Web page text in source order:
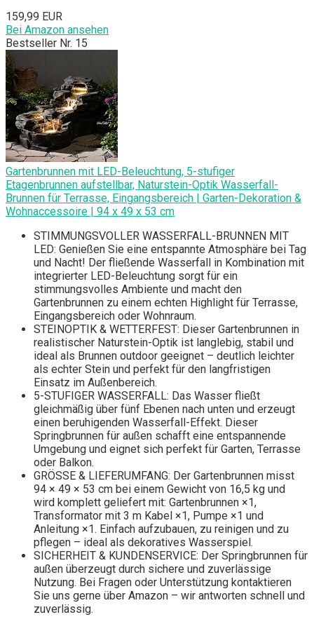
159,99 EUR
Bei Amazon ansehen
Bestseller Nr. 15
Gartenbrunnen mit LED-Beleuchtung, 5-stufiger
Etagenbrunnen aufstellbar, Naturstein-Optik Wasserfall-
Brunnen für Terrasse, Eingangsbereich | Garten-Dekoration &
Wohnaccessoire | 94 x 49 x 53 cm
STIMMUNGSVOLLER WASSERFALL-BRUNNEN MIT
LED: Genießen Sie eine entspannte Atmosphäre bei Tag
und Nacht! Der fließende Wasserfall in Kombination mit
integrierter LED-Beleuchtung sorgt für ein
stimmungsvolles Ambiente und macht den
Gartenbrunnen zu einem echten Highlight für Terrasse,
Eingangsbereich oder Wohnraum.
STEINOPTIK & WETTERFEST: Dieser Gartenbrunnen in
realistischer Naturstein-Optik ist langlebig, stabil und
ideal als Brunnen outdoor geeignet – deutlich leichter
als echter Stein und perfekt für den langfristigen
Einsatz im Außenbereich.
5-STUFIGER WASSERFALL: Das Wasser fließt
gleichmäßig über fünf Ebenen nach unten und erzeugt
einen beruhigenden Wasserfall-Effekt. Dieser
Springbrunnen für außen schafft eine entspannende
Umgebung und eignet sich perfekt für Garten, Terrasse
oder Balkon.
GRÖSSE & LIEFERUMFANG: Der Gartenbrunnen misst
94 × 49 × 53 cm bei einem Gewicht von 16,5 kg und
wird komplett geliefert mit: Gartenbrunnen ×1,
Transformator mit 3 m Kabel ×1, Pumpe ×1 und
Anleitung ×1. Einfach aufzubauen, zu reinigen und zu
pflegen – ideal als dekoratives Wasserspiel.
SICHERHEIT & KUNDENSERVICE: Der Springbrunnen für
außen überzeugt durch sichere und zuverlässige
Nutzung. Bei Fragen oder Unterstützung kontaktieren
Sie uns gerne über Amazon – wir antworten schnell und
zuverlässig.